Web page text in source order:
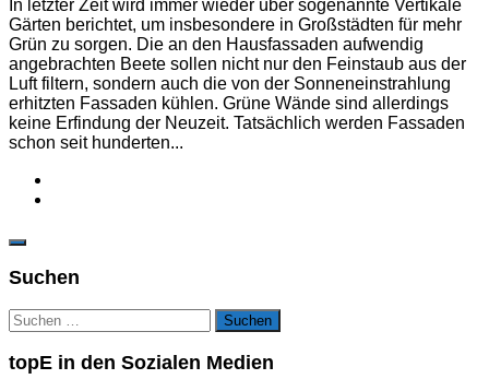
In letzter Zeit wird immer wieder über sogenannte Vertikale
Gärten berichtet, um insbesondere in Großstädten für mehr
Grün zu sorgen. Die an den Hausfassaden aufwendig
angebrachten Beete sollen nicht nur den Feinstaub aus der
Luft filtern, sondern auch die von der Sonneneinstrahlung
erhitzten Fassaden kühlen. Grüne Wände sind allerdings
keine Erfindung der Neuzeit. Tatsächlich werden Fassaden
schon seit hunderten...
Suchen
Suchen
nach:
topE in den Sozialen Medien